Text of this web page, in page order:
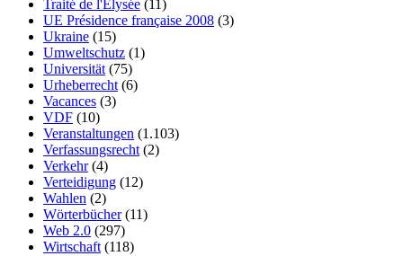
Traité de l'Élysée (11)
UE Présidence française 2008 (3)
Ukraine (15)
Umweltschutz (1)
Universität (75)
Urheberrecht (6)
Vacances (3)
VDF (10)
Veranstaltungen (1.103)
Verfassungsrecht (2)
Verkehr(4)
Verteidigung (12)
Wahlen (2)
Wörterbücher(11)
Web 2.0 (297)
Wirtschaft (118)